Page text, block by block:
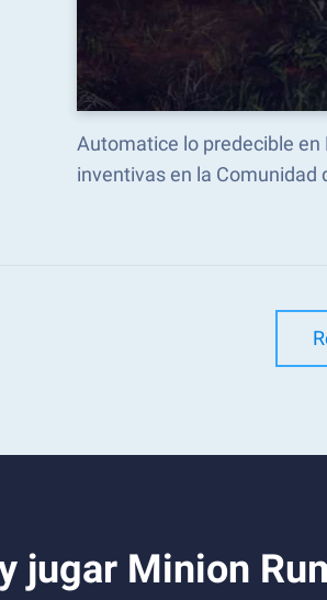
Automatice lo predecible
inventivas en la Comunidad
jugar Minion